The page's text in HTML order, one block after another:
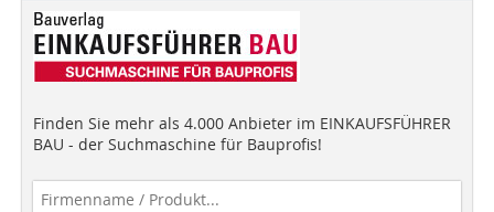
Finden Sie mehr als 4.000 Anbieter im EINKAUFSFÜHRER
BAU - der Suchmaschine für Bauprofis!